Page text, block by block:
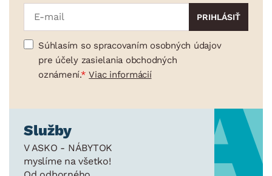
Súhlasím so spracovaním osobných údajov
pre účely zasielania obchodných
oznámení.
Viac informácií
Služby
V ASKO - NÁBYTOK
myslíme na všetko!